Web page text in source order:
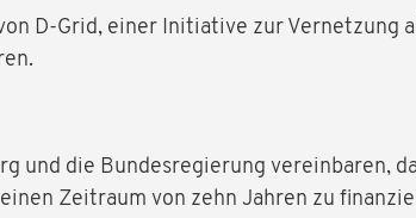
D-Grid, einer Initiative zur Vernetzung
und die Bundesregierung vereinbaren,
Zeitraum von zehn Jahren zu